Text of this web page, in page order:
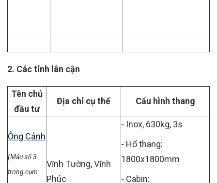
2. Các tỉnh lân cận
Tên chủ
đầu tư
Địa chỉ cụ thể Cấu hình thang
Ông Cảnh
(Mẫu số 3
trong cụm
Vĩnh Tường, Vĩnh
Phúc
- Inox, 630kg, 3s
- Hố thang:
1800x1800mm
- Cabin: